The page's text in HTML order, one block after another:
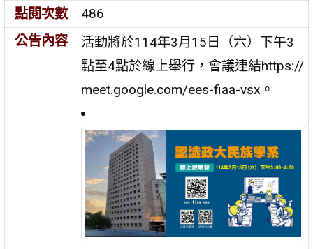
點閱次數
486
公告內容
活動將於114年3月15日（六）下午3
點至4點於線上舉行，會議連結https://
meet.google.com/ees-fiaa-vsx。